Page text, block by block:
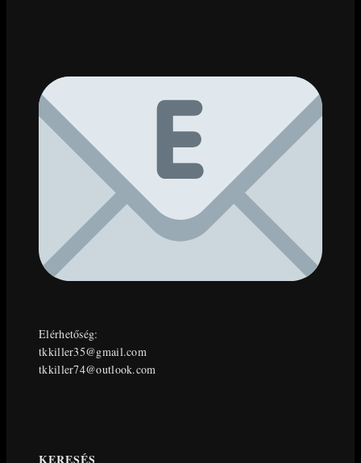
Elérhetőség:
tkkiller35@gmail.com
tkkiller74@outlook.com
KERESÉS